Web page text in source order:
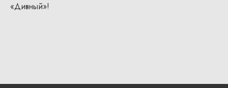
«Дивный»!